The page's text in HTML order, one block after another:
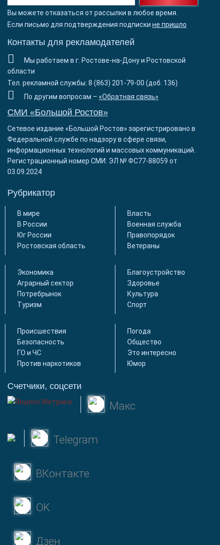
Вы можете отказаться от рассылки в любое время.
Если письмо для подтверждения подписки не пришло
Контакты для рекламодателей
Мы работаем в г. Ростове-на-Дону и Ростовской
области
Тел. рекламной службы: 8 (863) 201-79-00 (доб. 136)
По другим вопросам – «Обратная связь»
СМИ «Большой Ростов»
Сетевое издание «Большой Ростов» зарегистрировано в
Федеральной службе по надзору в сфере связи,
информационных технологий и массовых коммуникаций.
Регистрационный номер СМИ: ЭЛ № ФС77-88059 от
03.09.2024
Рубрикатор
В мире
В России
Юг России
Ростовская область
Власть
Военная служба
Правопорядок
Ветераны
Экономика
Аграрный сектор
Потребрынок
Туризм
Благоустройство
Здоровье
Культура
Спорт
Происшествия
Безопасность
ГО и ЧС
Против наркотиков
Погода
Общество
Это интересно
Юмор
Счетчики, соцсети
Макс
Telegram
ВКонтакте
OK
Дзен